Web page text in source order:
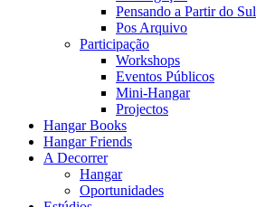
Pensando a Partir do Sul
Pos Arquivo
Participação
Workshops
Eventos Públicos
Mini-Hangar
Projectos
Hangar Books
Hangar Friends
A Decorrer
Hangar
Oportunidades